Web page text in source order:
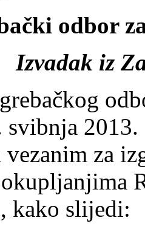
odbor
Izvadak iz
svibnja
za
kako slijedi: